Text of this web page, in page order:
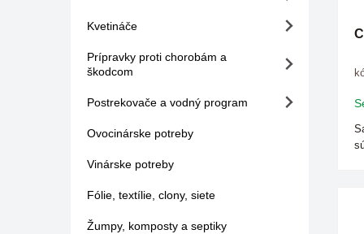
Kvetináče
Prípravky proti chorobám a
škodcom
Postrekovače a vodný program
Ovocinárske potreby
Vinárske potreby
Fólie, textílie, clony, siete
Žumpy, komposty a septiky